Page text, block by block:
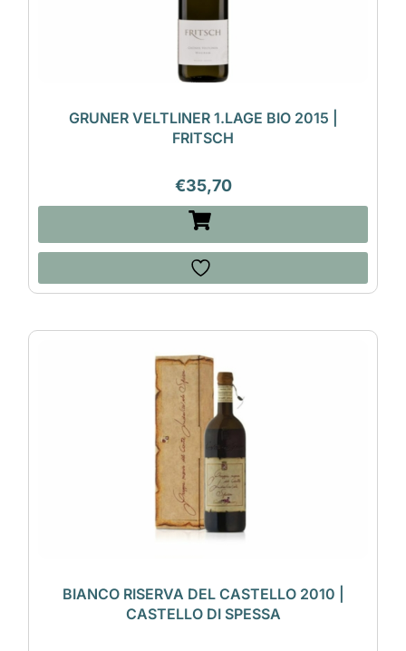
GRUNER VELTLINER 1.LAGE BIO 2015 |
FRITSCH
€35,70
BIANCO RISERVA DEL CASTELLO 2010 |
CASTELLO DI SPESSA